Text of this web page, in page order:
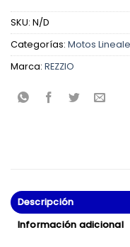
SKU: N/D
Categorías: Motos
Marca: REZZIO
Descripción
Información adicional